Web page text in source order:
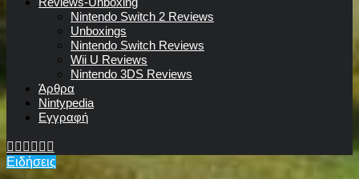
Nintendo Switch 2 Reviews
Unboxings
Nintendo Switch Reviews
Wii U Reviews
Nintendo 3DS Reviews
Άρθρα
Nintypedia
Εγγραφή
Ειδήσεις